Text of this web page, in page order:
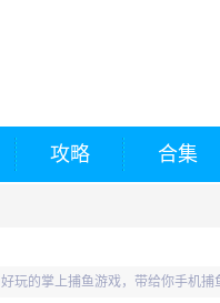
攻略 合集
好玩的掌上捕鱼游戏，带给你手机捕